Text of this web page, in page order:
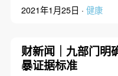
2021年1月25日 · 健康
财新闻｜九部门明
暴证据标准